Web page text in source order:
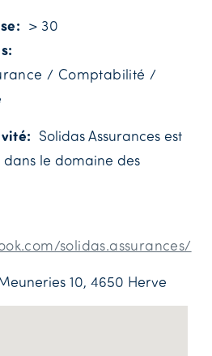
> 30
/ Comptabilité /
Solidas Assurances est
le domaine des
solidas.assurances/
10, 4650 Herve